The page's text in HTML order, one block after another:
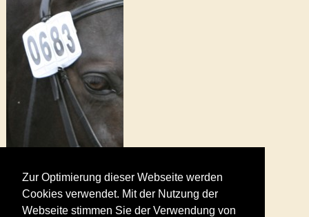
Zur Optimierung dieser Webseite werden
Cookies verwendet. Mit der Nutzung der
Webseite stimmen Sie der Verwendung von